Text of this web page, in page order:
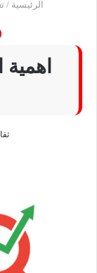
الرئيسية /